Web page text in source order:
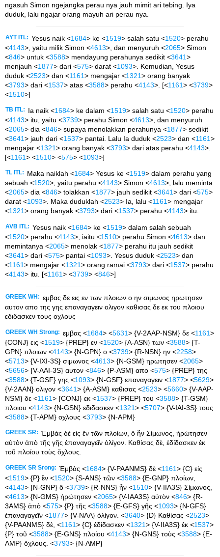
ngasuh Simon ngejangka perau nya jauh mimit ari tebing. Iya
duduk, lalu ngajar orang mayuh ari perau nya.
AYT ITL: Yesus naik <1684> ke <1519> salah satu <1520> perahu
<4143>, yaitu milik Simon <4613>, dan menyuruh <2065> Simon
<846> untuk <3588> mendayung perahunya sedikit <3641>
menjauh <1877> dari <575> darat <1093>. Kemudian, Yesus
duduk <2523> dan <1161> mengajar <1321> orang banyak
<3793> dari <1537> atas <3588> perahu <4143>. [<1161> <3739>
<1510>]
TB ITL: Ia naik <1684> ke dalam <1519> salah satu <1520> perahu
<4143> itu, yaitu <3739> perahu Simon <4613>, dan menyuruh
<2065> dia <846> supaya menolakkan perahunya <1877> sedikit
<3641> jauh dari <1537> pantai. Lalu Ia duduk <2523> dan <1161>
mengajar <1321> orang banyak <3793> dari atas perahu <4143>.
[<1161> <1510> <575> <1093>]
TL ITL: Maka naiklah <1684> Yesus ke <1519> dalam perahu yang
sebuah <1520>, yaitu perahu <4143> Simon <4613>, lalu meminta
<2065> dia <846> tolakkan <1877> jauh sedikit <3641> dari <575>
darat <1093>. Maka duduklah <2523> Ia, lalu <1161> mengajar
<1321> orang banyak <3793> dari <1537> perahu <4143> itu.
AVB ITL: Yesus naik <1684> ke <1519> dalam salah sebuah
<1520> perahu <4143>, iaitu <1510> perahu Simon <4613> dan
memintanya <2065> menolak <1877> perahu itu jauh sedikit
<3641> dari <575> pantai <1093>. Yesus duduk <2523> dan
<1161> mengajar <1321> orang ramai <3793> dari <1537> perahu
<4143> itu. [<1161> <3739> <846>]
GREEK WH: εμβας δε εις εν των πλοιων ο ην σιμωνος ηρωτησεν
αυτον απο της γης επαναγαγειν ολιγον καθισας δε εκ του πλοιου
εδιδασκεν τους οχλους
GREEK WH Strong: εμβας <1684> <5631> {V-2AAP-NSM} δε <1161>
{CONJ} εις <1519> {PREP} εν <1520> {A-ASN} των <3588> {T-
GPN} πλοιων <4143> {N-GPN} ο <3739> {R-NSN} ην <2258>
<5713> {V-IXI-3S} σιμωνος <4613> {N-GSM} ηρωτησεν <2065>
<5656> {V-AAI-3S} αυτον <846> {P-ASM} απο <575> {PREP} της
<3588> {T-GSF} γης <1093> {N-GSF} επαναγαγειν <1877> <5629>
{V-2AAN} ολιγον <3641> {A-ASM} καθισας <2523> <5660> {V-AAP-
NSM} δε <1161> {CONJ} εκ <1537> {PREP} του <3588> {T-GSM}
πλοιου <4143> {N-GSN} εδιδασκεν <1321> <5707> {V-IAI-3S} τους
<3588> {T-APM} οχλους <3793> {N-APM}
GREEK SR: Ἐμβὰς δὲ εἰς ἓν τῶν πλοίων, ὃ ἦν Σίμωνος, ἠρώτησεν
αὐτὸν ἀπὸ τῆς γῆς ἐπαναγαγεῖν ὀλίγον. Καθίσας δὲ, ἐδίδασκεν ἐκ
τοῦ πλοίου τοὺς ὄχλους.
GREEK SR Srong: Ἐμβὰς <1684> {V-PAANMS} δὲ <1161> {C} εἰς
<1519> {P} ἓν <1520> {S-ANS} τῶν <3588> {E-GNP} πλοίων,
<4143> {N-GNP} ὃ <3739> {R-NNS} ἦν <1510> {V-IIA3S} Σίμωνος,
<4613> {N-GMS} ἠρώτησεν <2065> {V-IAA3S} αὐτὸν <846> {R-
3AMS} ἀπὸ <575> {P} τῆς <3588> {E-GFS} γῆς <1093> {N-GFS}
ἐπαναγαγεῖν <1877> {V-NAA} ὀλίγον. <3640> {D} Καθίσας <2523>
{V-PAANMS} δὲ, <1161> {C} ἐδίδασκεν <1321> {V-IIA3S} ἐκ <1537>
{P} τοῦ <3588> {E-GNS} πλοίου <4143> {N-GNS} τοὺς <3588> {E-
AMP} ὄχλους. <3793> {N-AMP}